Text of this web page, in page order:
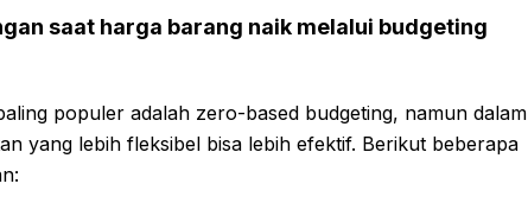
saat harga barang naik melalui budgeting
populer adalah zero-based budgeting, namun dalam
yang lebih fleksibel bisa lebih efektif. Berikut beberapa